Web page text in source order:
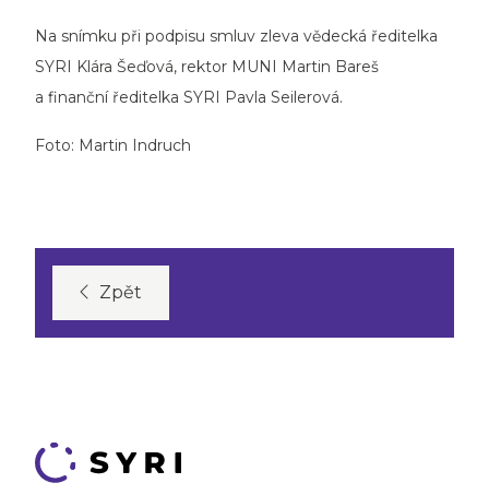
Na snímku při podpisu smluv zleva vědecká ředitelka
SYRI Klára Šeďová, rektor MUNI Martin Bareš
a finanční ředitelka SYRI Pavla Seilerová.
Foto: Martin Indruch
Zpět